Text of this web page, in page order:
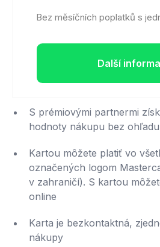
Bez měsíčních poplatků s
Další
S prémiovými partnermi
hodnoty nákupu bez
Kartou môžete platiť vo
označených logom
v zahraničí). S kartou
online
Karta je bezkontaktná,
nákupy